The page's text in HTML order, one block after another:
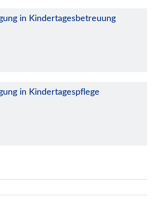
in Kindertagesbetreuung
in Kindertagespflege